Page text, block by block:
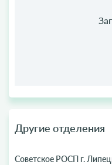
Другие отделения
Советское РОСП г.